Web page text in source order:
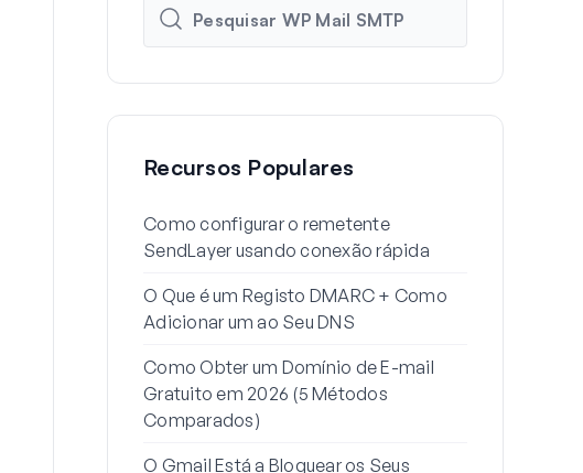
Recursos Populares
Como configurar o remetente
SendLayer usando conexão rápida
O Que é um Registo DMARC + Como
Adicionar um ao Seu DNS
Como Obter um Domínio de E-mail
Gratuito em 2026 (5 Métodos
Comparados)
O Gmail Está a Bloquear os Seus